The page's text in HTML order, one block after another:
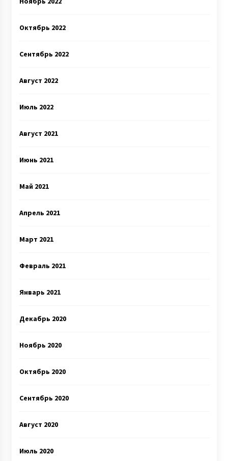
Октябрь 2022
Сентябрь 2022
Август 2022
Июль 2022
Август 2021
Июнь 2021
Май 2021
Апрель 2021
Март 2021
Февраль 2021
Январь 2021
Декабрь 2020
Ноябрь 2020
Октябрь 2020
Сентябрь 2020
Август 2020
Июль 2020